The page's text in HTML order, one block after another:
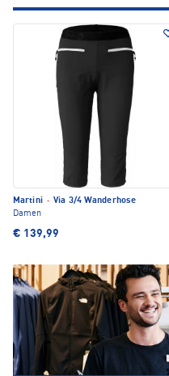
Martini · Via 3/4 Wanderhose
Damen
€ 139,99